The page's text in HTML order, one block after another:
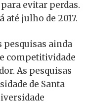
evitar perdas.
até julho de 2017.
pesquisas ainda
competitividade
As pesquisas
de Santa